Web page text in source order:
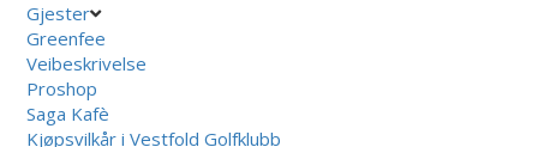
Gjester
Greenfee
Veibeskrivelse
Proshop
Saga Kafè
Kjøpsvilkår i Vestfold Golfklubb